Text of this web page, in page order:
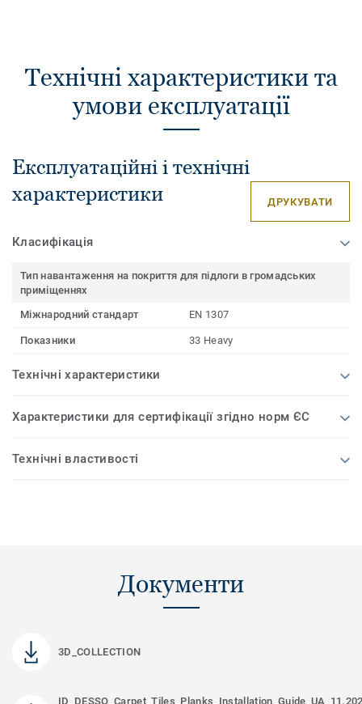
Технічні характеристики та
умови експлуатації
Експлуатаційні і технічні
характеристики
ДРУКУВАТИ
Класифікація
Тип навантаження на покриття для підлоги в громадських
приміщеннях
Міжнародний стандарт
EN 1307
Показники 33 Heavy
Технічні характеристики
Характеристики для сертифікації згідно норм ЄС
Технічні властивості
Документи
3D_COLLECTION